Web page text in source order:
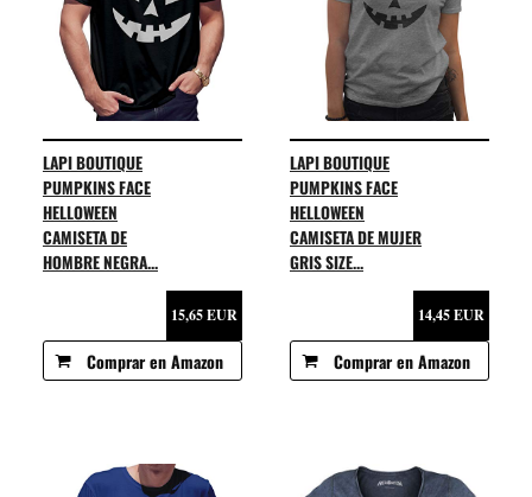
LAPI BOUTIQUE
PUMPKINS FACE
HELLOWEEN
CAMISETA DE
HOMBRE NEGRA...
15,65 EUR
Comprar en Amazon
LAPI BOUTIQUE
PUMPKINS FACE
HELLOWEEN
CAMISETA DE MUJER
GRIS SIZE...
14,45 EUR
Comprar en Amazon